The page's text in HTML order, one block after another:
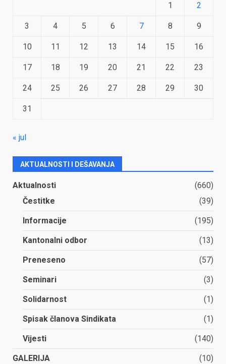
1 2
3 4 5 6 7 8 9
10 11 12 13 14 15 16
17 18 19 20 21 22 23
24 25 26 27 28 29 30
31
« jul
AKTUALNOSTI I DEŠAVANJA
Aktualnosti
(660)
Čestitke
(39)
Informacije (195)
Kantonalni odbor (13)
Preneseno (57)
Seminari (3)
Solidarnost (1)
Spisak članova Sindikata (1)
Vijesti (140)
GALERIJA
(10)